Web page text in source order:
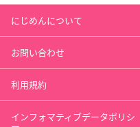
にじめんについて
お問い合わせ
利用規約
インフォマティブデータポリシ